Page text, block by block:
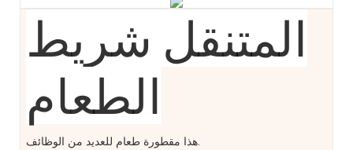
المتنقل شريط
الطعام
هذا مقطورة طعام للعديد من الوظائف.